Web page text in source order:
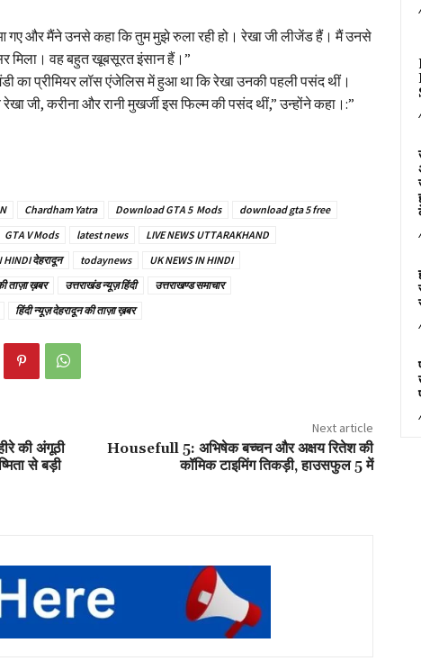
और मैंने उनसे कहा कि तुम मुझे रुला रही हो। रेखा जी लीजेंड हैं। मैं उनसे
मिला। वह बहुत खूबसूरत इंसान हैं।”
का प्रीमियर लॉस एंजेलिस में हुआ था कि रेखा उनकी पहली पसंद थीं।
जी, करीना और रानी मुखर्जी इस फिल्म की पसंद थीं,” उन्होंने कहा।:”
Chardham Yatra Download GTA 5 Mods
download gta 5 free
GTA V Mods latest news
LIVE NEWS UTTARAKHAND
HINDI देहरादून todaynews
UK NEWS IN HINDI
ताज़ा ख़बर उत्तराखंड न्यूज़ हिंदी
उत्तराखण्ड समाचार
हिंदी न्यूज़ देहरादून की ताज़ा ख़बर
की अंगूठी
से बड़ी
Next article
Housefull 5: अभिषेक बच्चन और अक्षय रितेश की
कॉमिक टाइमिंग तिकड़ी, हाउसफुल 5 में